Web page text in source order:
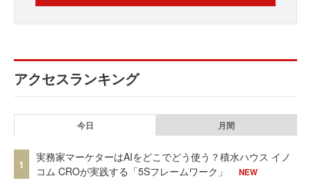
アクセスランキング
今日 月間
1
実務家マーケターはAIをどこでどう使う？積水ハウス イノ
コム CROが実践する「5Sフレームワーク」
NEW